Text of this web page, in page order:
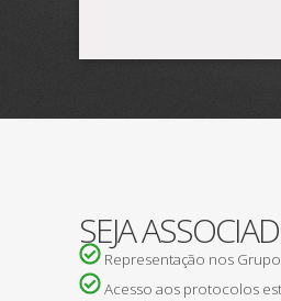
SEJA
Representação nos
Acesso aos protocolos